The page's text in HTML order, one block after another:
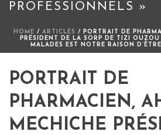
PROFESSIONNELS »
HOME / ARTICLES / PORTRAIT DE
PRÉSIDENT DE LA SORP DE TIZI
MALADES EST NOTRE RAISON
PORTRAIT DE
PHARMACIEN,
MECHICHE